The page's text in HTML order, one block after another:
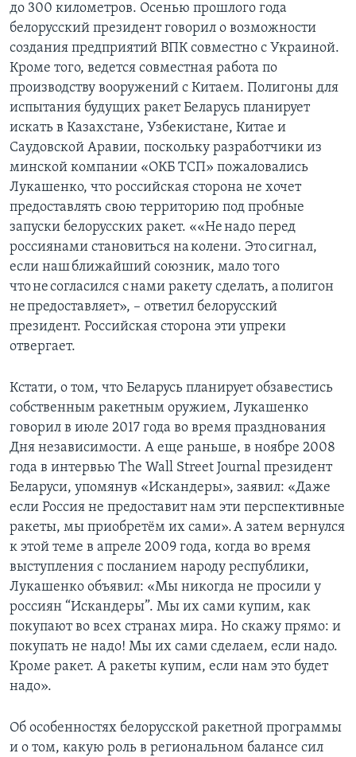
до 300 километров. Осенью прошлого года
белорусский президент говорил о возможности
создания предприятий ВПК совместно с Украиной.
Кроме того, ведется совместная работа по
производству вооружений с Китаем. Полигоны для
испытания будущих ракет Беларусь планирует
искать в Казахстане, Узбекистане, Китае и
Саудовской Аравии, поскольку разработчики из
минской компании «ОКБ ТСП» пожаловались
Лукашенко, что российская сторона не хочет
предоставлять свою территорию под пробные
запуски белорусских ракет. ««Не надо перед
россиянами становиться на колени. Это сигнал,
если наш ближайший союзник, мало того
что не согласился с нами ракету сделать, а полигон
не предоставляет», – ответил белорусский
президент. Российская сторона эти упреки
отвергает.
Кстати, о том, что Беларусь планирует обзавестись
собственным ракетным оружием, Лукашенко
говорил в июле 2017 года во время празднования
Дня независимости. А еще раньше, в ноябре 2008
года в интервью The Wall Street Journal президент
Беларуси, упомянув «Искандеры», заявил: «Даже
если Россия не предоставит нам эти перспективные
ракеты, мы приобретём их сами». А затем вернулся
к этой теме в апреле 2009 года, когда во время
выступления с посланием народу республики,
Лукашенко объявил: «Мы никогда не просили у
россиян “Искандеры”. Мы их сами купим, как
покупают во всех странах мира. Но скажу прямо: и
покупать не надо! Мы их сами сделаем, если надо.
Кроме ракет. А ракеты купим, если нам это будет
надо».
Об особенностях белорусской ракетной программы
и о том, какую роль в региональном балансе сил